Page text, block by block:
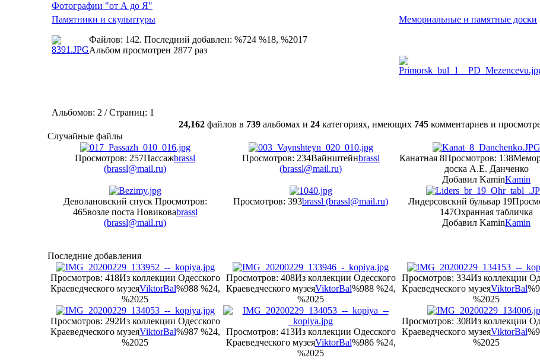
Фотографии "от А до Я"
Памятники и скульптуры
Файлов: 142. Последний добавлен: %724 %18, %2017
Альбом просмотрен 2877 раз
Мемориальные и памятные доски
Альбомов: 2 / Страниц: 1
24,162 файлов в 739 альбомах и 24 категориях, имеющих 745 комментариев и
Случайные файлы
Просмотров: 257Пассажbrassl
(brassl@mail.ru)
Просмотров: 234Вайнштейнbrassl
(brassl@mail.ru)
Канатная 8Просмотров: 138
доска А.Е. Данченко
Добавил KaminKamin
Деволановский спуск Просмотров:
465возле поста Новиковаbrassl
(brassl@mail.ru)
Просмотров: 393brassl (brassl@mail.ru) Лидерсовский бульвар 19
147Охранная табличка
Добавил KaminKamin
Последние добавления
Просмотров: 418Из коллекции Одесского
Краеведческого музеяViktorBal%988 %24,
%2025
Просмотров: 408Из коллекции Одесского
Краеведческого музеяViktorBal%988 %24,
%2025
Просмотров: 334Из коллекции
Краеведческого музеяViktorBal
%2025
Просмотров: 292Из коллекции Одесского
Краеведческого музеяViktorBal%987 %24,
%2025
Просмотров: 413Из коллекции Одесского
Краеведческого музеяViktorBal%986 %24,
%2025
Просмотров: 308Из коллекции
Краеведческого музеяViktorBal
%2025